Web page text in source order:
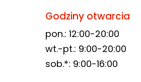
Godziny otwarcia
pon.: 12:00-20:00
wt.-pt.: 9:00-20:00
sob.*: 9:00-16:00